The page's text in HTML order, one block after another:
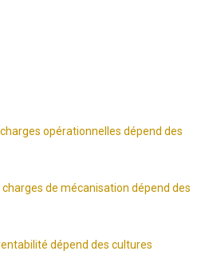
opérationnelles dépend des
de mécanisation dépend des
dépend des cultures